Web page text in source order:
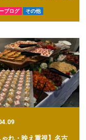
ブログ その他
ゃれ・映え重視】名古